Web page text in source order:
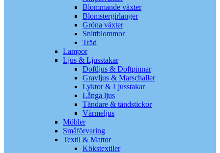
Blommande växter
Blomstergirlanger
Gröna växter
Snittblommor
Träd
Lampor
Ljus & Ljusstakar
Doftljus & Doftpinnar
Gravljus & Marschaller
Lyktor & Ljusstakar
Långa ljus
Tändare & tändstickor
Värmeljus
Möbler
Småförvaring
Textil & Mattor
Kökstextiler